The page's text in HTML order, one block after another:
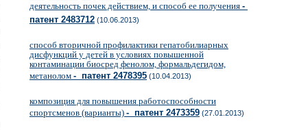
деятельность почек действием, и способ ее получения -
патент 2483712 (10.06.2013)
способ вторичной профилактики гепатобилиарных
дисфункций у детей в условиях повышенной
контаминации биосред фенолом, формальдегидом,
метанолом - патент 2478395 (10.04.2013)
композиция для повышения работоспособности
спортсменов (варианты) - патент 2473359 (27.01.2013)